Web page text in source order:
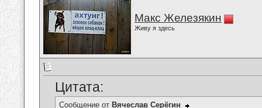
Макс Железякин
Живу я здесь
Цитата:
Сообщение от Вячеслав Серёгин